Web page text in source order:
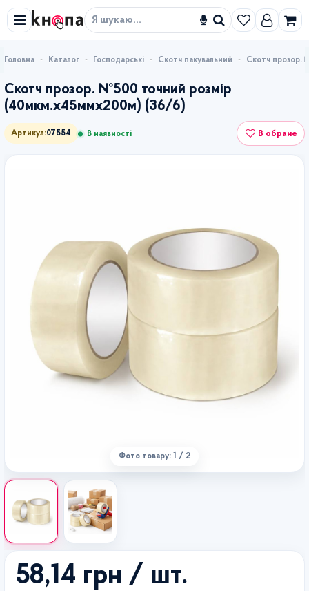
Знайти
Каталог Господарські Скотч пакувальний Скотч прозор.
Скотч прозор. №500 точний розмір
(40мкм.х45ммх200м) (36/6)
Артикул:07554 В наявності В обране
Фото товару: 1 / 2
58,14 грн / шт.